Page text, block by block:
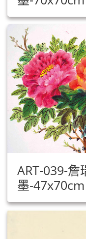
ART-039-詹
墨-47x70cm